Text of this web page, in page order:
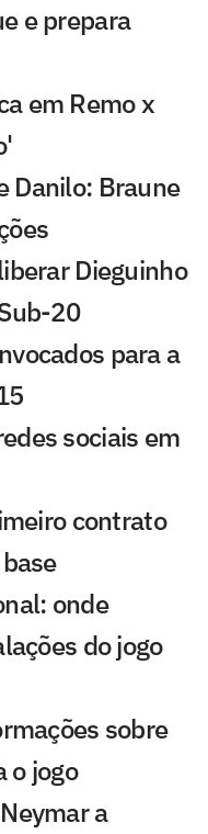
e prepara
em Remo x
Danilo: Braune
Dieguinho
20
para a
sociais em
contrato
onde
do jogo
sobre
o jogo
a